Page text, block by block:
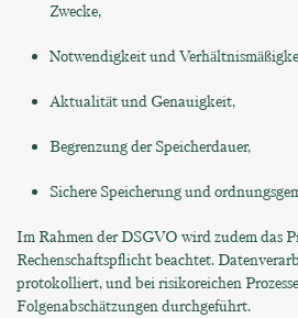
Zwecke,
Notwendigkeit und
Aktualität und Genauigkeit,
Begrenzung der Speicherdauer,
Sichere Speicherung und
Im Rahmen der DSGVO wird zudem das
Rechenschaftspflicht beachtet.
protokolliert, und bei risikoreichen
Folgenabschätzungen durchgeführt.